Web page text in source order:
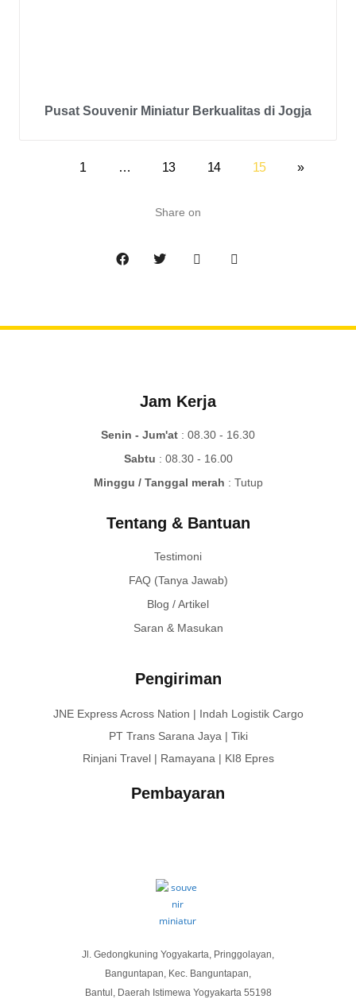
Pusat Souvenir Miniatur Berkualitas di Jogja
1 … 13 14 15 »
Share on
Jam Kerja
Senin - Jum'at : 08.30 - 16.30
Sabtu : 08.30 - 16.00
Minggu / Tanggal merah : Tutup
Tentang & Bantuan
Testimoni
FAQ (Tanya Jawab)
Blog / Artikel
Saran & Masukan
Pengiriman
JNE Express Across Nation | Indah Logistik Cargo
PT Trans Sarana Jaya | Tiki
Rinjani Travel | Ramayana | KI8 Epres
Pembayaran
Jl. Gedongkuning Yogyakarta, Pringgolayan,
Banguntapan, Kec. Banguntapan,
Bantul, Daerah Istimewa Yogyakarta 55198